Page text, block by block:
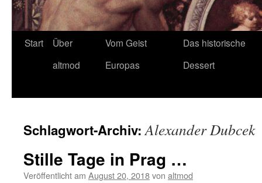
Start
Über
altmod
Vom Geist
Europas
Das historische
Dessert
Schlagwort-Archiv:Alexander Dubcek
Stille Tage in Prag …
Veröffentlicht am August 20, 2018von altmod